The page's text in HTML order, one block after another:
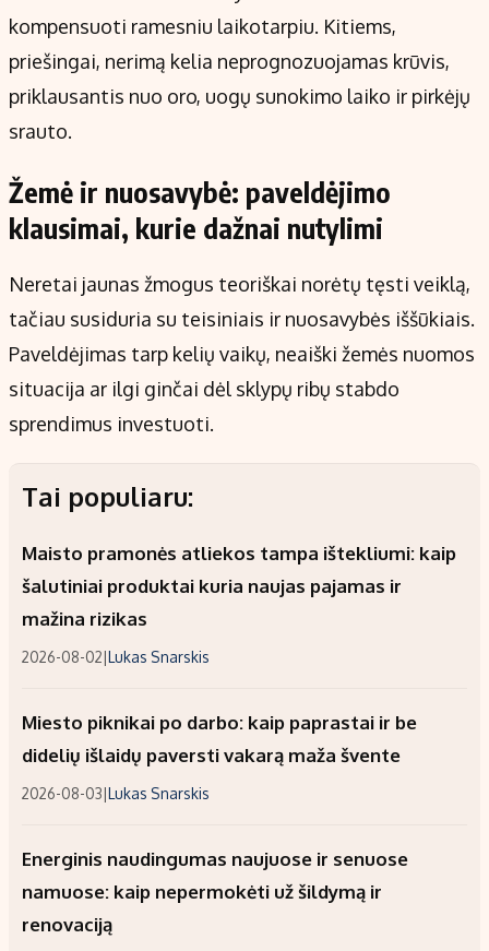
kompensuoti ramesniu laikotarpiu. Kitiems,
priešingai, nerimą kelia neprognozuojamas krūvis,
priklausantis nuo oro, uogų sunokimo laiko ir pirkėjų
srauto.
Žemė ir nuosavybė: paveldėjimo
klausimai, kurie dažnai nutylimi
Neretai jaunas žmogus teoriškai norėtų tęsti veiklą,
tačiau susiduria su teisiniais ir nuosavybės iššūkiais.
Paveldėjimas tarp kelių vaikų, neaiški žemės nuomos
situacija ar ilgi ginčai dėl sklypų ribų stabdo
sprendimus investuoti.
Tai populiaru:
Maisto pramonės atliekos tampa ištekliumi: kaip
šalutiniai produktai kuria naujas pajamas ir
mažina rizikas
2026-08-02|Lukas Snarskis
Miesto piknikai po darbo: kaip paprastai ir be
didelių išlaidų paversti vakarą maža švente
2026-08-03|Lukas Snarskis
Energinis naudingumas naujuose ir senuose
namuose: kaip nepermokėti už šildymą ir
renovaciją